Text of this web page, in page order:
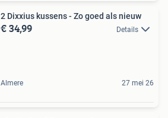
2 Dixxius kussens - Zo goed als nieuw
€ 34,99 Details
Almere 27 mei 26